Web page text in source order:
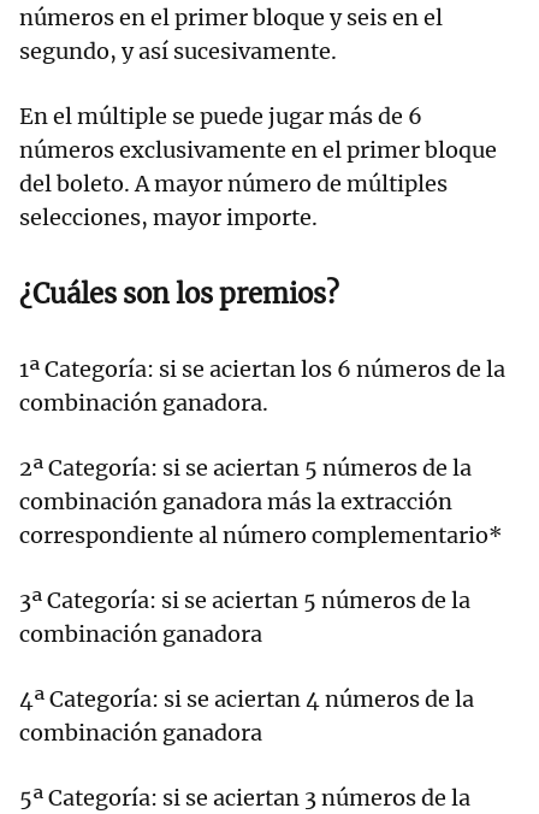
números en el primer bloque y seis en el
segundo, y así sucesivamente.
En el múltiple se puede jugar más de 6
números exclusivamente en el primer bloque
del boleto. A mayor número de múltiples
selecciones, mayor importe.
¿Cuáles son los premios?
1ª Categoría: si se aciertan los 6 números de la
combinación ganadora.
2ª Categoría: si se aciertan 5 números de la
combinación ganadora más la extracción
correspondiente al número complementario*
3ª Categoría: si se aciertan 5 números de la
combinación ganadora
4ª Categoría: si se aciertan 4 números de la
combinación ganadora
5ª Categoría: si se aciertan 3 números de la